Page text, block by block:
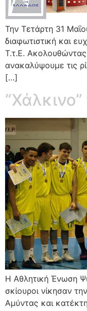
Την Τετάρτη 31
διαφωτιστική και
Τ.τ.Ε.
ανακαλύψουμε τις
[…]
Η Αθλητική Ένωση
σκίουροι νίκησαν
Αμύντας και